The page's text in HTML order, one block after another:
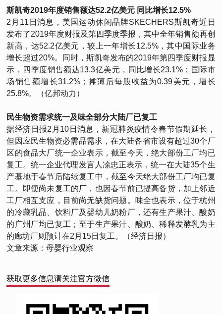
斯凯奇2019年度销售额达52.2亿美元 同比增长12.5%
2月11日消息，美国运动休闲品牌SKECHERS斯凯奇近日
发布了2019年度财报及第四季度季报，其中全年销售额再创
新高，达52.2亿美元，较上一年增长12.5%，其中国际业务
增长超过20%。同时，斯凯奇发布的2019年第四季度财报显
示，四季度销售额达13.3亿美元，同比增长23.1%；国际市
场销售额增长31.2%；摊薄后每股收益为0.39美元，增长
25.8%。（亿邦动力）
民生物资需求统一及味全部分大陆厂已复工
据经济日报2月10日消息，新冠肺炎疫情令春节假期延长，
但因应民生物资必需品需求，在大陆各省市设有超过30个厂
区的食品大厂统一企业表示，截至今天，绝大部份工厂均已
复工。统一企业代理发言人凃忠正表示，统一在大陆35个生
产基地于春节后陆续复工中，截至今天绝大部份工厂均已复
工。即便尚未复工的厂，也因春节前已提高备货，加上邻近
工厂相互支应，目前尚无缺货问题。味全也表示，位于杭州
的冷藏乳品、饮料厂及婴幼儿奶粉厂，还有生产果汁、酸奶
的广州厂均已复工；至于生产果汁、酸奶、稀释发酵乳为主
的廊坊厂则预计在2月15日复工。（经济日报）
文章来源：母婴行业观察
获取更多信息请关注官方微信